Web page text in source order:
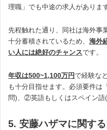
理職」でも中途の求人がありま
先程触れた通り、同社は海外事
十分蓄積されているため、 海外
い人には絶好のチャンスです。
年収は500~1,100万円で経験な
も十分目指せます。必須要件
問)、②英語もしくはスペイン語
5. 安藤ハザマに関す